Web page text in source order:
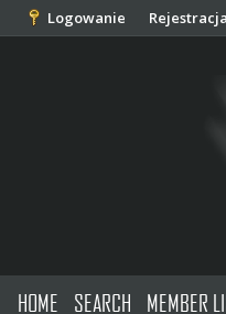
Logowanie Rejestracja
HOME SEARCH MEMBER